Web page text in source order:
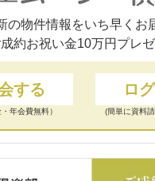
の物件情報をいち早くお
約お祝い金10万円プレゼ
する
・年会費無料）
ロ
(簡単に資料